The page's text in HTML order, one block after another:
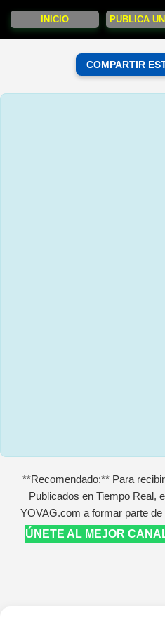
INICIO PUBLICA
COMPARTIR
**Recomendado:** Para
Publicados en Tiempo Real,
YOVAG.com a formar parte
ÚNETE AL MEJOR